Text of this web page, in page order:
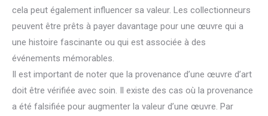
cela peut également influencer sa valeur. Les collectionneurs
peuvent être prêts à payer davantage pour une œuvre qui a
une histoire fascinante ou qui est associée à des
événements mémorables.
Il est important de noter que la provenance d’une œuvre d’art
doit être vérifiée avec soin. Il existe des cas où la provenance
a été falsifiée pour augmenter la valeur d’une œuvre. Par